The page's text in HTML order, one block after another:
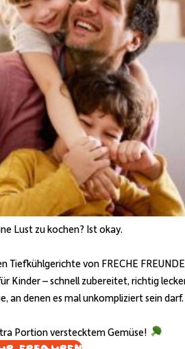
Lust zu kochen? Ist okay.
Tiefkühlgerichte von FRECHE FREUNDE
Kinder – schnell zubereitet, richtig
an denen es mal unkompliziert sein darf.
Portion verstecktem Gemüse!